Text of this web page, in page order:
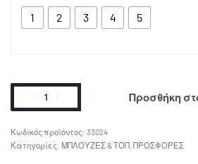
1 2 3 4 5
Προσθήκη
33024
Κατηγορίες: ΜΠΛΟΥΖΕΣ & ΤΟΠ, ΠΡΟΣΦΟΡΕΣ